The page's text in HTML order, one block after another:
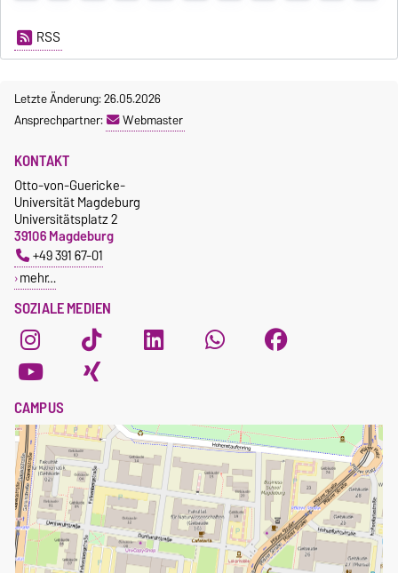
RSS
Letzte Änderung: 26.05.2026
Ansprechpartner:
Webmaster
SOZIALE MEDIEN
KONTAKT
Otto-von-Guericke-
Universität Magdeburg
Universitätsplatz 2
39106 Magdeburg
+49 391 67-01
mehr…
CAMPUS